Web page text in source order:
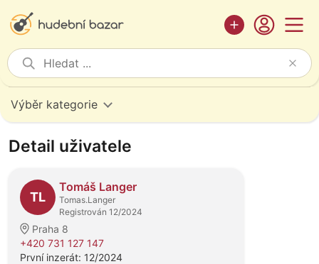
Výběr kategorie
Detail uživatele
TL
Tomáš Langer
Tomas.Langer
Registrován 12/2024
Praha 8
+420 731 127 147
První inzerát: 12/2024